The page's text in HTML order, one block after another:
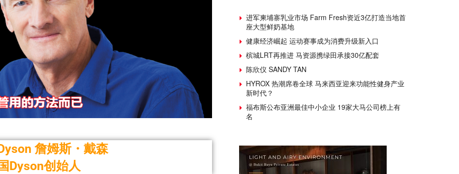
詹姆斯・戴森
Dyson创始人
进军柬埔寨乳业市场 Farm Fresh资近3亿打造当地首
座大型鲜奶基地
健康经济崛起 运动赛事成为消费升级新入口
槟城LRT再推进 马资源携绿田承接30亿配套
陈欣仪 SANDY TAN
HYROX 热潮席卷全球 马来西亚迎来功能性健身产业
新时代？
福布斯公布亚洲最佳中小企业 19家大马公司榜上有
名